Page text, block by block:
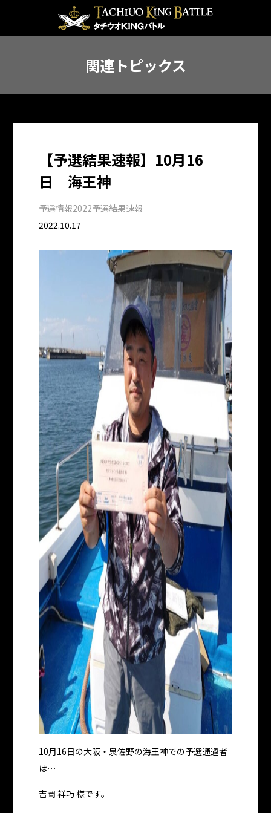
関連トピックス
【予選結果速報】10月16
日 海王神
予選情報2022予選結果速報
2022.10.17
10月16日の大阪・泉佐野の海王神での予選通過者
は…
吉岡 祥巧 様です。